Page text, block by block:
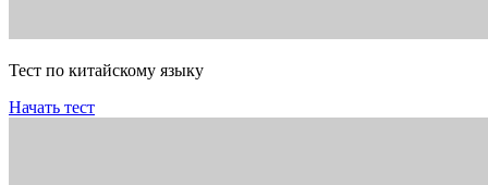
Тест по китайскому языку
Начать тест